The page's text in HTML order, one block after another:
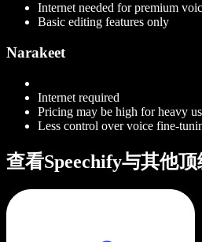
Internet needed for premium
Basic editing features only
Narakeet
Internet required
Pricing may be high for heavy
Less control over voice fine-
查看Speechify与其他